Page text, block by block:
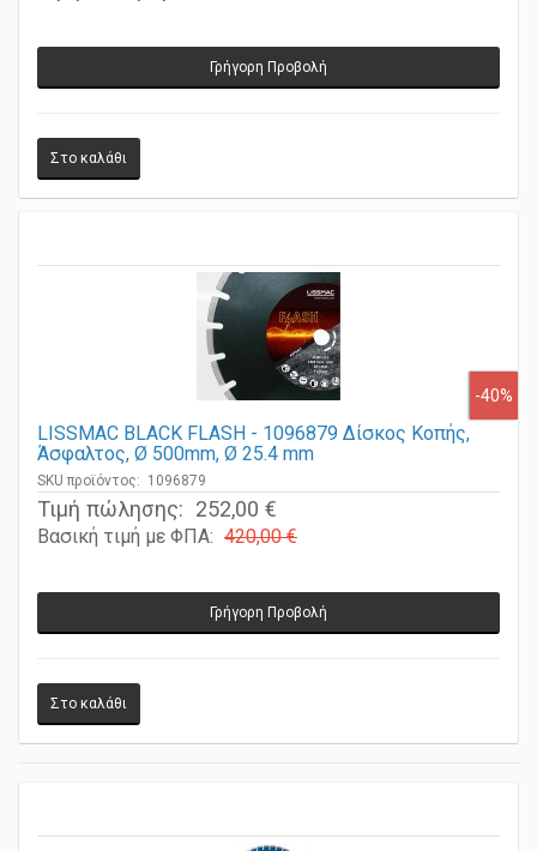
LISSMAC BLACK FLASH - 1096879 Δίσκος Κοπής,
Άσφαλτος, Ø 500mm, Ø 25.4 mm
SKU προϊόντος: 1096879
Τιμή πώλησης: 252,00 €
Βασική τιμή με ΦΠΑ: 420,00 €